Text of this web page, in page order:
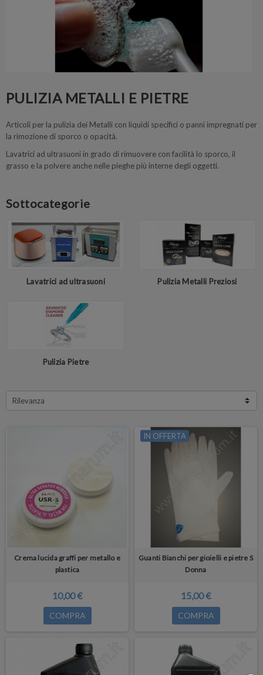
PULIZIA METALLI E PIETRE
Articoli per la pulizia dei Metalli con liquidi specifici o panni impregnati per
la rimozione di sporco o opacità.
Lavatrici ad ultrasuoni in grado di rimuovere con facilità lo sporco, il
grasso e la polvere anche nelle pieghe più interne degli oggetti.
Sottocategorie
Lavatrici ad ultrasuoni Pulizia Metalli Preziosi
Pulizia Pietre
Rilevanza
Crema lucida graffi per metallo e
plastica
10,00 €
COMPRA
IN OFFERTA
Guanti Bianchi per gioielli e pietre S
Donna
15,00 €
COMPRA